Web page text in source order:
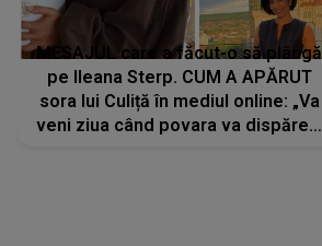
MESAJUL care a făcut-o să plângă
pe Ileana Sterp. CUM A APĂRUT
sora lui Culiță în mediul online: „Va
veni ziua când povara va dispărea,